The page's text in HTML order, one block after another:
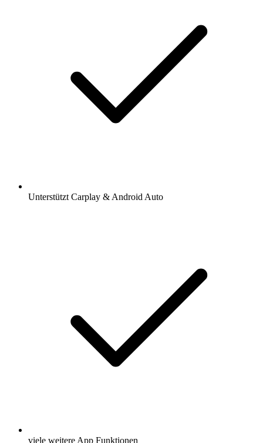
Unterstützt Carplay & Android Auto
viele weitere App Funktionen